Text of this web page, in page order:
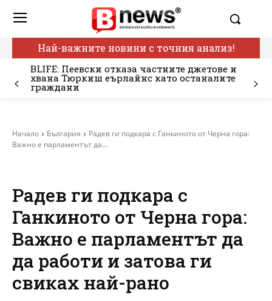
Най-важните новини с точния анализ!
BLIFE: Пеевски отказа частните джетове и
хвана Тюркиш еърлайнс като останалите
граждани
Начало България
Радев ги подкара с Ганкиното от Черна гора:
Важно е парламентът да...
Радев ги подкара с
Ганкиното от Черна гора:
Важно е парламентът да
да работи и затова ги
свиках най-рано